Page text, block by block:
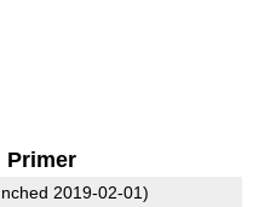
Primer
2019-02-01)